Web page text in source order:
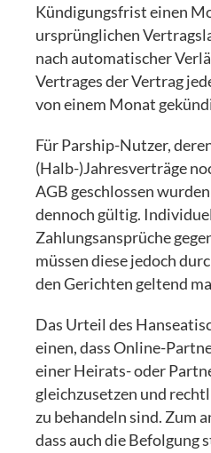
Kündigungsfrist einen
ursprünglichen
nach automatischer
Vertrages der Vertrag
von einem Monat
Für Parship-Nutzer,
(Halb-)Jahresverträge
AGB geschlossen
dennoch gültig.
Zahlungsansprüche
müssen diese jedoch
den Gerichten geltend
Das Urteil des
einen, dass Online-
einer Heirats- oder
gleichzusetzen und
zu behandeln sind. Zum
dass auch die Befolgung